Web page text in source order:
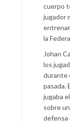
cuerpo
jugador
la
Johan
los
durante
pasada.
jugaba
sobre
defensa